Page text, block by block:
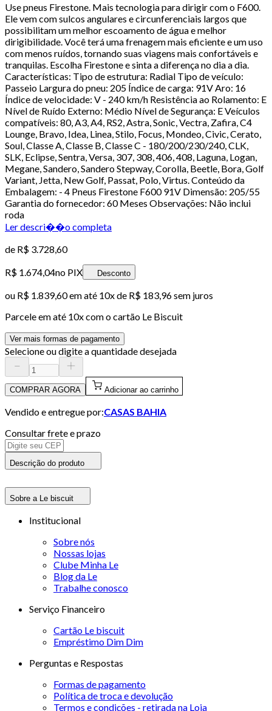
Use pneus Firestone. Mais tecnologia para dirigir com o F600.
Ele vem com sulcos angulares e circunferenciais largos que
possibilitam um melhor escoamento de água e melhor
dirigibilidade. Você terá uma frenagem mais eficiente e um uso
com menos ruídos, tornando suas viagens mais confortáveis e
tranquilas. Escolha Firestone e sinta a diferença no dia a dia.
Características: Tipo de estrutura: Radial Tipo de veículo:
Passeio Largura do pneu: 205 Índice de carga: 91V Aro: 16
Índice de velocidade: V - 240 km/h Resistência ao Rolamento: E
Nível de Ruído Externo: Médio Nível de Segurança: E Veículos
compatíveis: 80, A3, A4, RS2, Astra, Sonic, Vectra, Zafira, C4
Lounge, Bravo, Idea, Linea, Stilo, Focus, Mondeo, Civic, Cerato,
Soul, Classe A, Classe B, Classe C - 180/200/230/240, CLK,
SLK, Eclipse, Sentra, Versa, 307, 308, 406, 408, Laguna, Logan,
Megane, Sandero, Sandero Stepway, Corolla, Beetle, Bora, Golf
Variant, Jetta, New Golf, Passat, Polo, Virtus. Conteúdo da
Embalagem: - 4 Pneus Firestone F600 91V Dimensão: 205/55
Garantia do fornecedor: 60 Meses Observações: Não inclui
roda
Ler descri��o completa
de R$ 3.728,60
R$ 1.674,04no PIX Desconto
ou R$ 1.839,60em até 10x de R$ 183,96 sem juros
Parcele em até 10x com o cartão Le Biscuit
Ver mais formas de pagamento
Selecione ou digite a quantidade desejada
COMPRAR AGORA Adicionar ao carrinho
Vendido e entregue por:CASAS BAHIA
Consultar frete e prazo
Descrição do produto
Sobre a Le biscuit
Institucional
Sobre nós
Nossas lojas
Clube Minha Le
Blog da Le
Trabalhe conosco
Serviço Financeiro
Cartão Le biscuit
Empréstimo Dim Dim
Perguntas e Respostas
Formas de pagamento
Política de troca e devolução
Termos e condições - retirada na Loja